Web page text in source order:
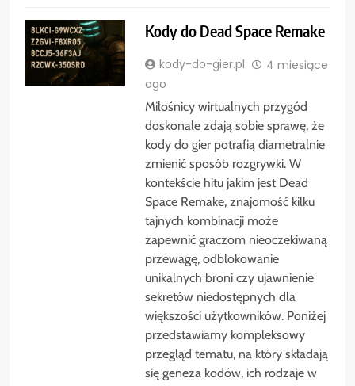
Kody do Dead Space Remake
kody-do-gier.pl
4 miesiące
ago
Miłośnicy wirtualnych przygód
doskonale zdają sobie sprawę, że
kody do gier potrafią diametralnie
zmienić sposób rozgrywki. W
kontekście hitu jakim jest Dead
Space Remake, znajomość kilku
tajnych kombinacji może
zapewnić graczom nieoczekiwaną
przewagę, odblokowanie
unikalnych broni czy ujawnienie
sekretów niedostępnych dla
większości użytkowników. Poniżej
przedstawiamy kompleksowy
przegląd tematu, na który składają
się geneza kodów, ich rodzaje w